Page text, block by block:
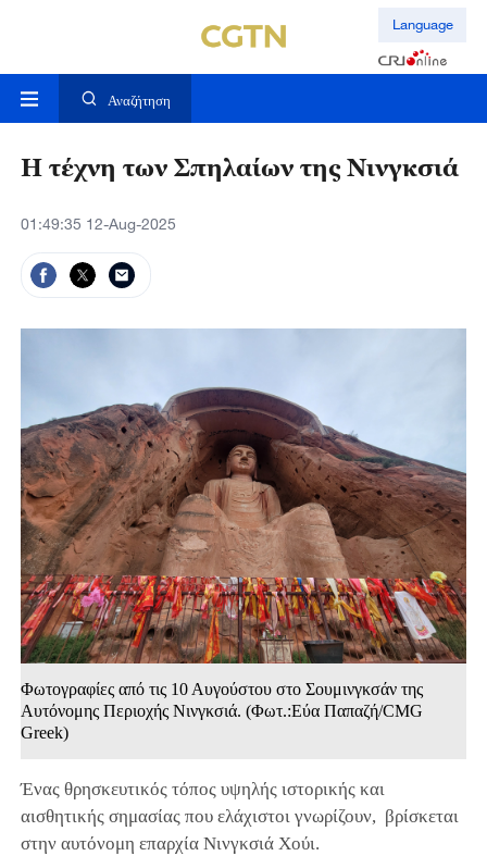
Language
Αναζήτηση
Η τέχνη των Σπηλαίων της Νινγκσιά
01:49:35 12-Aug-2025
Φωτογραφίες από τις 10 Αυγούστου στο Σουμινγκσάν της
Αυτόνομης Περιοχής Νινγκσιά. (Φωτ.:Εύα Παπαζή/CMG
Greek)
Ένας θρησκευτικός τόπος υψηλής ιστορικής και
αισθητικής σημασίας που ελάχιστοι γνωρίζουν, βρίσκεται
στην αυτόνομη επαρχία Νινγκσιά Χούι.